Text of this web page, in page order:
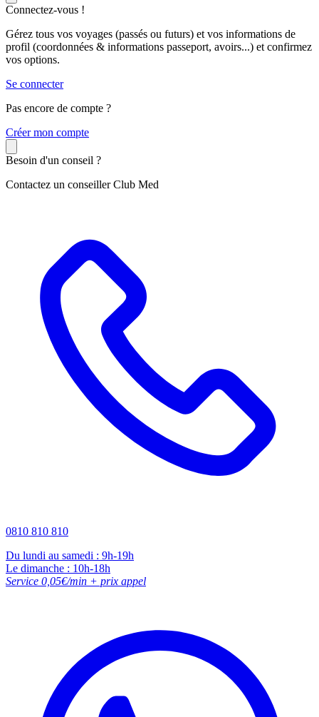
Connectez-vous !
Gérez tous vos voyages (passés ou futurs) et vos informations de
profil (coordonnées & informations passeport, avoirs...) et confirmez
vos options.
Se connecter
Pas encore de compte ?
Créer mon compte
Besoin d'un conseil ?
Contactez un conseiller Club Med
0810 810 810
Du lundi au samedi : 9h-19h
Le dimanche : 10h-18h
Service 0,05€/min + prix appel